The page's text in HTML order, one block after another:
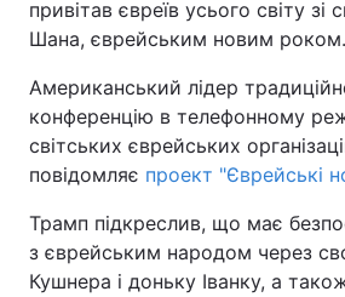
Дніпро
Одеса
Спорт Наука
привітав євреїв усього світу
Шана, єврейським новим роком.
Американський лідер
конференцію в телефонному
світських єврейських
повідомляє проект "Єврейські
Трамп підкреслив, що має
з єврейським народом через
Кушнера і доньку Іванку, а